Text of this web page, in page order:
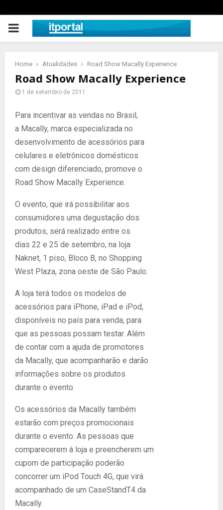
PRIMARY
Home Atualidades Road Show Macally Experience
Road Show Macally Experience
1 de setembro de 2011
Para incentivar as vendas no Brasil,
a Macally, marca especializada no
desenvolvimento de acessórios para
celulares e eletrônicos domésticos
com design diferenciado, promove o
Road Show Macally Experience.
O evento, que irá possibilitar aos
consumidores uma degustação dos
produtos, será realizado entre os
dias 22 e 25 de setembro, na loja
Naknet, 1 piso, Bloco B, no Shopping
West Plaza, zona oeste de São Paulo.
A loja terá todos os modelos de
acessórios para iPhone, iPad e iPod,
disponíveis no país para venda, para
que as pessoas possam testar. Além
de contar com a ajuda de promotores
da Macally, que acompanharão e darão
informações sobre os produtos
durante o evento.
Os acessórios da Macally também
estarão com preços promocionais
durante o evento. As pessoas que
comparecerem à loja e preencherem um
cupom de participação poderão
concorrer um iPod Touch 4G, que virá
acompanhado de um CaseStandT4 da
Macally.